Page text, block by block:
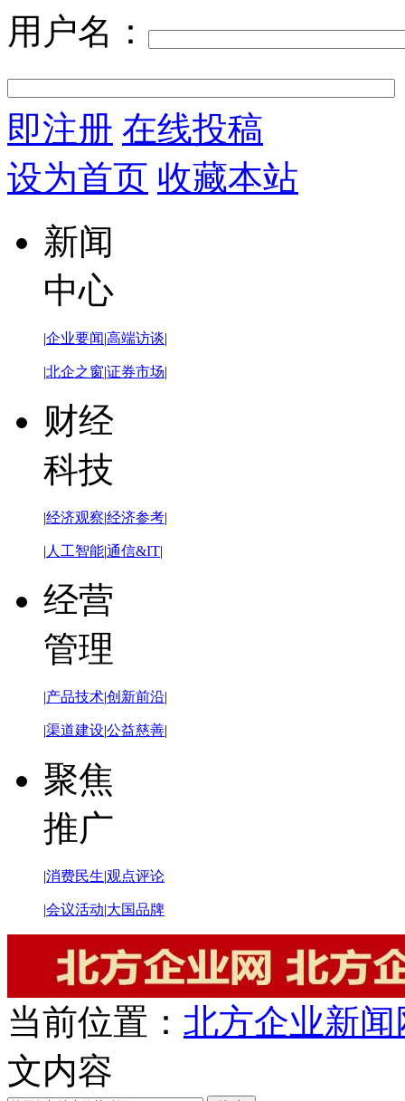
用户名：
即注册 在线投稿
设为首页 收藏本站
新闻
中心
|企业要闻|高端访谈|
|北企之窗|证券市场|
财经
科技
|经济观察|经济参考|
| 人工智能|通信&IT|
经营
管理
|产品技术|创新前沿|
|渠道建设|公益慈善|
聚焦
推广
|消费民生|观点评论
|会议活动|大国品牌
当前位置： 北方企业新闻
文内容